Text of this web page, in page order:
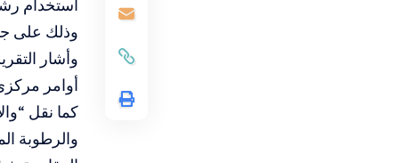
استخدام
وذلك على
وأشار
أوامر
كما نقل
والرطوبة